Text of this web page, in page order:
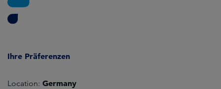
Ihre Präferenzen
Location: Germany